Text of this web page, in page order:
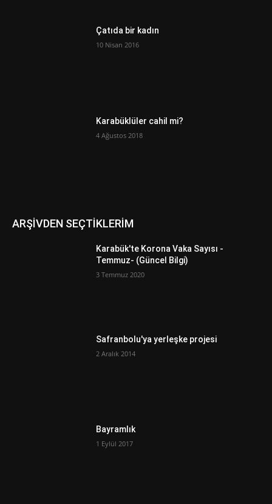
Çatıda bir kadın
10 Nisan 2016
Karabüklüler cahil mi?
4 Ağustos 2018
ARŞİVDEN SEÇTİKLERİM
Karabük'te Korona Vaka Sayısı -
Temmuz- (Güncel Bilgi)
3 Temmuz 2020
Safranbolu'ya yerleşke projesi
2 Aralık 2014
Bayramlık
1 Eylül 2017